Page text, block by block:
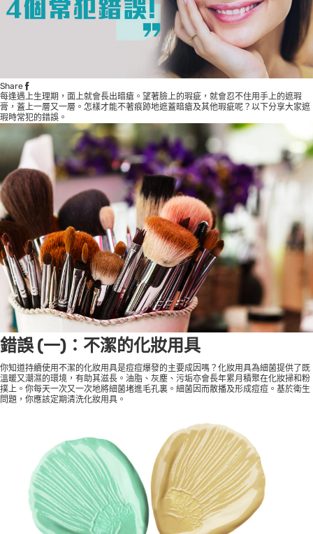
Share
每逢遇上生理期，面上就會長出暗瘡。望著臉上的瑕疵，就會忍不住用手上的遮瑕
膏，蓋上一層又一層。怎樣才能不著痕跡地遮蓋暗瘡及其他瑕疵呢？以下分享大家遮
瑕時常犯的錯誤。
錯誤 (一)：不潔的化妝用具
你知道持續使用不潔的化妝用具是痘痘爆發的主要成因嗎？化妝用具為細菌提供了既
溫暖又潮濕的環境，有助其滋長。油脂、灰塵、污垢亦會長年累月積聚在化妝掃和粉
撲上。你每天一次又一次地將細菌堵進毛孔裏。細菌因而散播及形成痘痘。基於衛生
問題，你應該定期清洗化妝用具。